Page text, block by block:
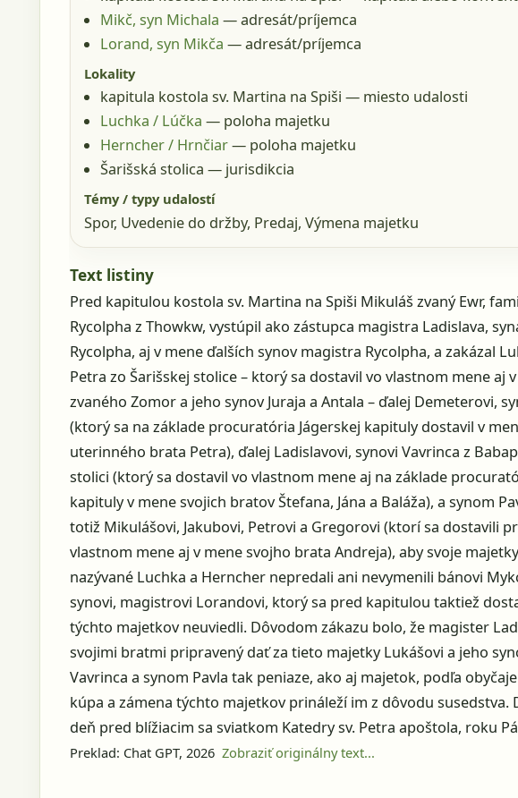
Mikč, syn Michala — adresát/príjemca
Lorand, syn Mikča — adresát/príjemca
Lokality
kapitula kostola sv. Martina na Spiši — miesto udalosti
Luchka / Lúčka — poloha majetku
Herncher / Hrnčiar— poloha majetku
Šarišská stolica — jurisdikcia
Témy / typy udalostí
Spor, Uvedenie do držby, Predaj, Výmena majetku
Text listiny
Pred kapitulou kostola sv. Martina na Spiši Mikuláš zvaný Ewr,
Rycolpha z Thowkw, vystúpil ako zástupca magistra Ladislava,
Rycolpha, aj v mene ďalších synov magistra Rycolpha, a zakázal
Petra zo Šarišskej stolice – ktorý sa dostavil vo vlastnom mene aj
zvaného Zomor a jeho synov Juraja a Antala – ďalej Demeterovi,
(ktorý sa na základe procuratória Jágerskej kapituly dostavil v
uterinného brata Petra), ďalej Ladislavovi, synovi Vavrinca z
stolici (ktorý sa dostavil vo vlastnom mene aj na základe
kapituly v mene svojich bratov Štefana, Jána a Baláža), a synom
totiž Mikulášovi, Jakubovi, Petrovi a Gregorovi (ktorí sa dostavili
vlastnom mene aj v mene svojho brata Andreja), aby svoje
nazývané Luchka a Herncher nepredali ani nevymenili bánovi
synovi, magistrovi Lorandovi, ktorý sa pred kapitulou taktiež
týchto majetkov neuviedli. Dôvodom zákazu bolo, že magister
svojimi bratmi pripravený dať za tieto majetky Lukášovi a jeho
Vavrinca a synom Pavla tak peniaze, ako aj majetok, podľa
kúpa a zámena týchto majetkov prináleží im z dôvodu susedstva.
deň pred blížiacim sa sviatkom Katedry sv. Petra apoštola, roku
Preklad: Chat GPT, 2026 Zobraziť originálny text...